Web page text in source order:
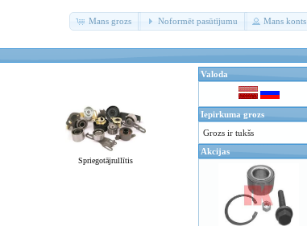
Mans grozs Noformēt pasūtījumu Mans konts
Spriegotājrullītis
Valoda
Iepirkuma grozs
Grozs ir tukšs
Akcijas